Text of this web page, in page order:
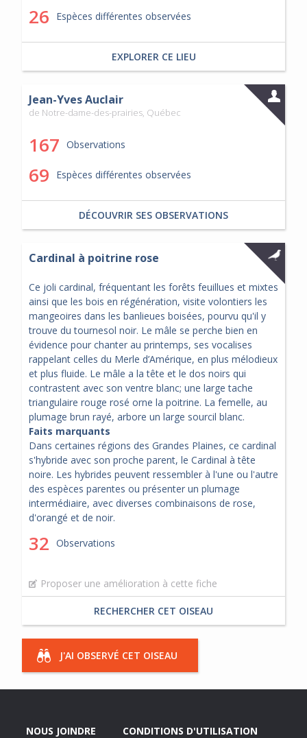
26 Espèces différentes observées
EXPLORER CE LIEU
Jean-Yves Auclair
de Notre-dame-des-prairies, Québec
167 Observations
69 Espèces différentes observées
DÉCOUVRIR SES OBSERVATIONS
Cardinal à poitrine rose
Ce joli cardinal, fréquentant les forêts feuillues et mixtes
ainsi que les bois en régénération, visite volontiers les
mangeoires dans les banlieues boisées, pourvu qu'il y
trouve du tournesol noir. Le mâle se perche bien en
évidence pour chanter au printemps, ses vocalises
rappelant celles du Merle d’Amérique, en plus mélodieux
et plus fluide. Le mâle a la tête et le dos noirs qui
contrastent avec son ventre blanc; une large tache
triangulaire rouge rosé orne la poitrine. La femelle, au
plumage brun rayé, arbore un large sourcil blanc.
Faits marquants
Dans certaines régions des Grandes Plaines, ce cardinal
s'hybride avec son proche parent, le Cardinal à tête
noire. Les hybrides peuvent ressembler à l'une ou l'autre
des espèces parentes ou présenter un plumage
intermédiaire, avec diverses combinaisons de rose,
d'orangé et de noir.
32 Observations
Proposer une amélioration à cette fiche
RECHERCHER CET OISEAU
J'AI OBSERVÉ CET OISEAU
NOUS JOINDRE CONDITIONS D'UTILISATION